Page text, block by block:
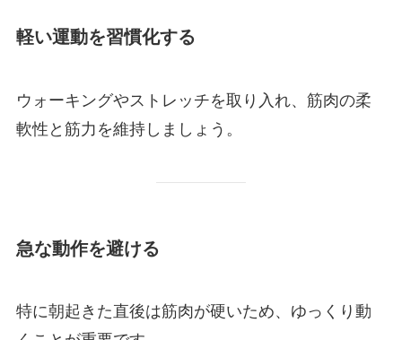
軽い運動を習慣化する
ウォーキングやストレッチを取り入れ、筋肉の柔
軟性と筋力を維持しましょう。
急な動作を避ける
特に朝起きた直後は筋肉が硬いため、ゆっくり動